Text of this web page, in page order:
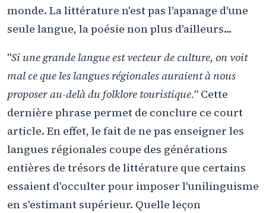
monde. La littérature n'est pas l'apanage d'une
seule langue, la poésie non plus d'ailleurs...
"Si une grande langue est vecteur de culture, on voit
mal ce que les langues régionales auraient à nous
proposer au-delà du folklore touristique." Cette
dernière phrase permet de conclure ce court
article. En effet, le fait de ne pas enseigner les
langues régionales coupe des générations
entières de trésors de littérature que certains
essaient d'occulter pour imposer l'unilinguisme
en s'estimant supérieur. Quelle leçon